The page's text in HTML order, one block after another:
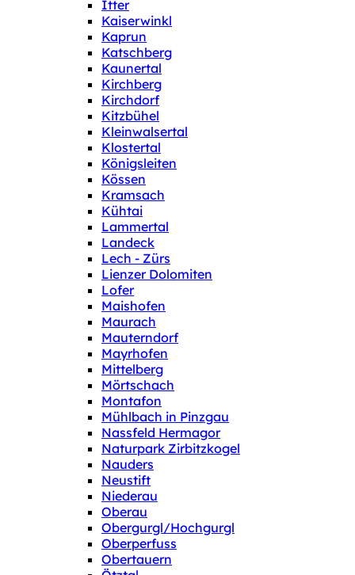
Itter
Kaiserwinkl
Kaprun
Katschberg
Kaunertal
Kirchberg
Kirchdorf
Kitzbühel
Kleinwalsertal
Klostertal
Königsleiten
Kössen
Kramsach
Kühtai
Lammertal
Landeck
Lech - Zürs
Lienzer Dolomiten
Lofer
Maishofen
Maurach
Mauterndorf
Mayrhofen
Mittelberg
Mörtschach
Montafon
Mühlbach in Pinzgau
Nassfeld Hermagor
Naturpark Zirbitzkogel
Nauders
Neustift
Niederau
Oberau
Obergurgl/Hochgurgl
Oberperfuss
Obertauern